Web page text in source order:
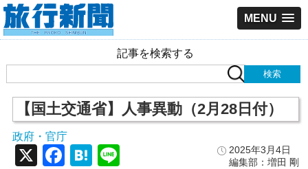
MENU
記事を検索する
【国土交通省】人事異動（2月28日付）
政府・官庁
2025年3月4日
編集部：増田 剛
X Facebook
Hatena